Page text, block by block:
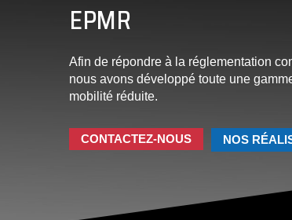
EPMR
Afin de répondre à la réglementation
nous avons développé toute une
mobilité réduite.
CONTACTEZ-NOUS NOS